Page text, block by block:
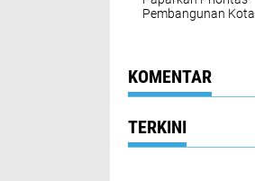
Pembangunan Kota
KOMENTAR
TERKINI